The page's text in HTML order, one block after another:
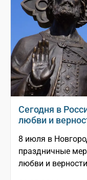
Сегодня в
любви и
8 июля в
праздничные
любви и верности